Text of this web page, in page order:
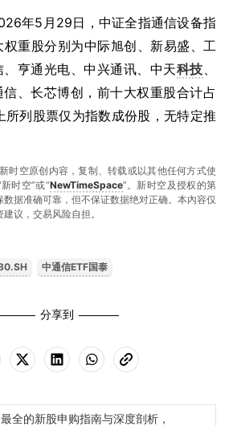
年5月29日，中证全指通信设备指
重股分别为中际旭创、新易盛、工
亨通光电、中兴通讯、中天科技、
、长芯博创，前十大权重股合计占
所列股票仅为指数成份股，无特定推
时空原创内容，复制、转载或以其他任何方式使
时空”或“NewTimeSpace”。新时空及授权的第
据准确可靠，但不保证数据绝对正确。本內容仅
议，交易风险自担。
中通信ETF国泰
分享到
全的新股申购指南与深度剖析，